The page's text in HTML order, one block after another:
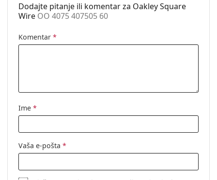
Dodajte pitanje ili komentar za Oakley Square
Wire OO 4075 407505 60
Komentar *
Ime *
Vaša e-pošta *